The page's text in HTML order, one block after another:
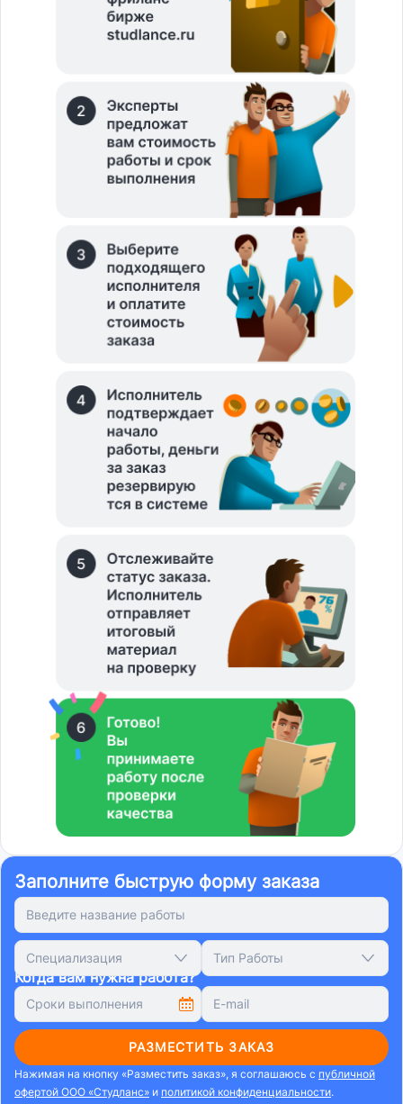
Заполните быструю форму заказа
Специализация Тип Работы
Когда вам нужна работа?
РАЗМЕСТИТЬ ЗАКАЗ
Нажимая на кнопку «Разместить заказ», я соглашаюсь с публичной
офертой ООО «Студланс» и политикой конфиденциальности.